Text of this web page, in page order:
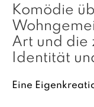
Komödie
Art und die
Identität
Eine